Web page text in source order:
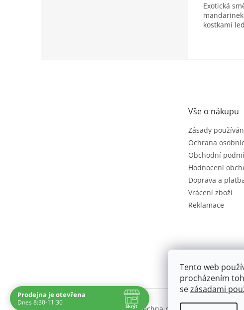
Tento web
procházením
sezásadami
Exotická
kostkami
Vše o nákupu
Zásady
Ochrana
Obchodní
Hodnocení
Doprava a
Vrácení zboží
Reklamace
Prodejna je otevřena
Dnes 8:30-11:30
Skrýt